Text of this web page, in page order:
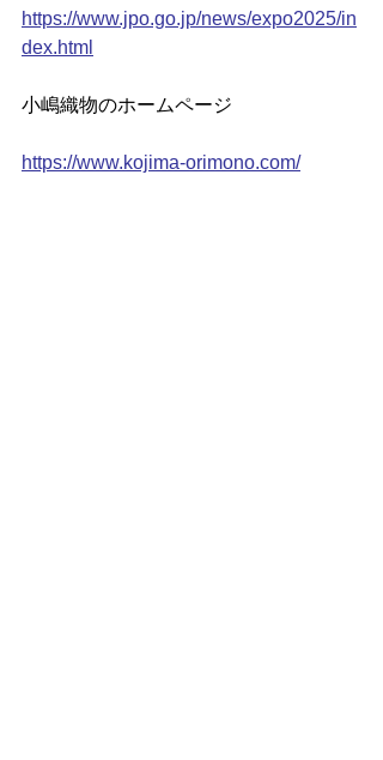
https://www.jpo.go.jp/news/expo2025/in
dex.html
小嶋織物のホームページ
https://www.kojima-orimono.com/